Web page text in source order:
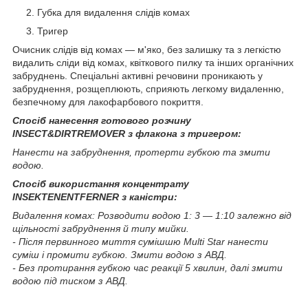
Губка для видалення слідів комах
Тригер
Очисник слідів від комах — м'яко, без залишку та з легкістю
видалить сліди від комах, квіткового пилку та інших органічних
забруднень. Спеціальні активні речовини проникають у
забруднення, розщеплюють, сприяють легкому видаленню,
безпечному для лакофарбового покриття.
Спосіб нанесення готового розчину
INSECT&DIRTREMOVER з флакона з тригером:
Нанести на забруднення, протерти губкою та змити
водою.
Спосіб використання концентрату
INSEKTENENTFERNER з каністри:
Видалення комах: Розводити водою 1: 3 — 1:10 залежно від
щільності забруднення й типу мийки.
- Після первинного миття сумішшю Multi Star нанести
суміш і промити губкою. Змити водою з АВД.
- Без протирання губкою час реакції 5 хвилин, далі змити
водою під тиском з АВД.